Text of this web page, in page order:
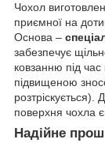
Чохол
приємної на
Основа –
забезпечує
ковзанню під час
підвищеною
розтріскується).
поверхня чохла
Надійне